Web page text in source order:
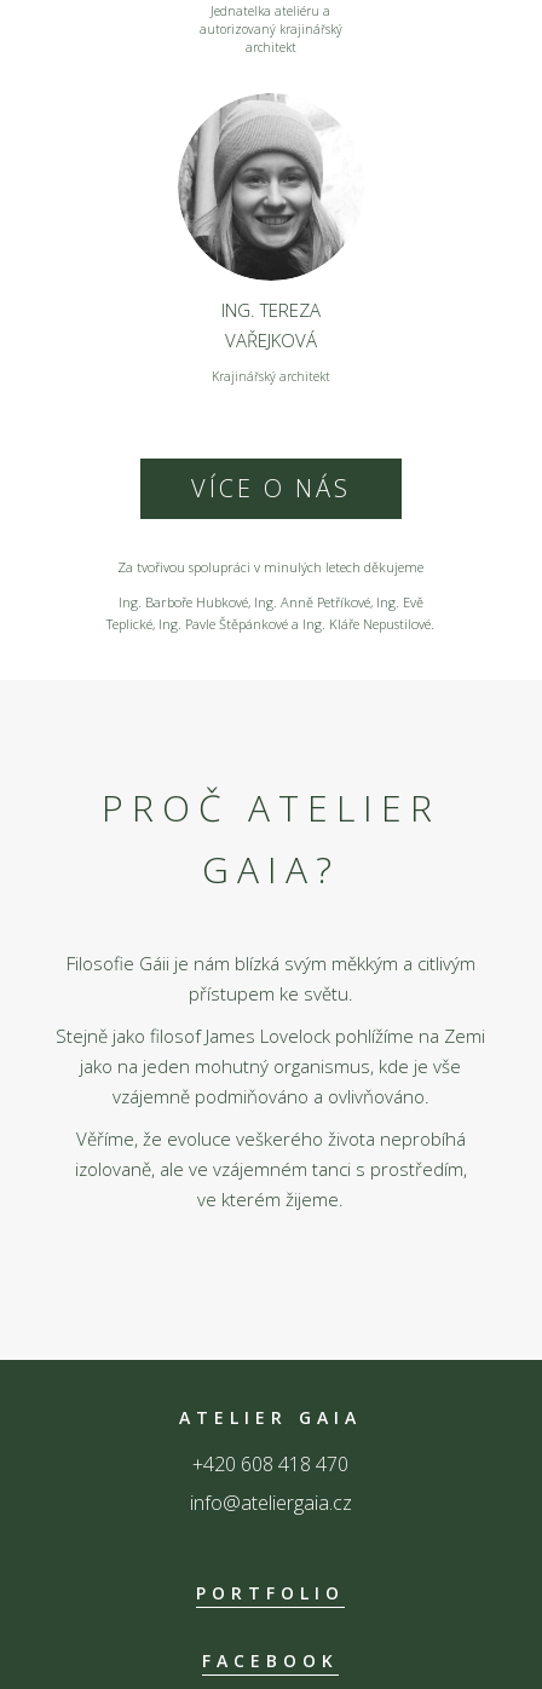
Jednatelka ateliéru a
autorizovaný krajinářský
architekt
ING. TEREZA
VAŘEJKOVÁ
Krajinářský architekt
VÍCE O NÁS
Za tvořivou spolupráci v minulých letech děkujeme
Ing. Barboře Hubkové, Ing. Anně Petříkové, Ing. Evě
Teplické, Ing. Pavle Štěpánkové a Ing. Kláře Nepustilové.
PROČ ATELIER
GAIA?
Filosofie Gáii je nám blízká svým měkkým a citlivým
přístupem ke světu.
Stejně jako filosof James Lovelock pohlížíme na Zemi
jako na jeden mohutný organismus, kde je vše
vzájemně podmiňováno a ovlivňováno.
Věříme, že evoluce veškerého života neprobíhá
izolovaně, ale ve vzájemném tanci s prostředím,
ve kterém žijeme.
ATELIER GAIA
+420 608 418 470
info@ateliergaia.cz
PORTFOLIO
FACEBOOK